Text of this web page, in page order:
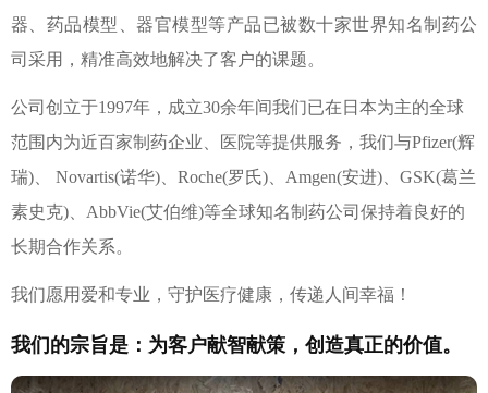
器、药品模型、器官模型等产品已被数十家世界知名制药公
司采用，精准高效地解决了客户的课题。
公司创立于1997年，成立30余年间我们已在日本为主的全球
范围内为近百家制药企业、医院等提供服务，我们与Pfizer(辉
瑞)、 Novartis(诺华)、Roche(罗氏)、Amgen(安进)、GSK(葛兰
素史克)、AbbVie(艾伯维)等全球知名制药公司保持着良好的
长期合作关系。
我们愿用爱和专业，守护医疗健康，传递人间幸福！
我们的宗旨是：为客户献智献策，创造真正的价值。